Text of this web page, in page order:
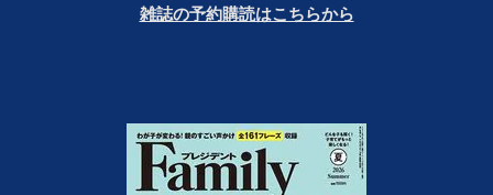
雑誌の予約購読はこちらから